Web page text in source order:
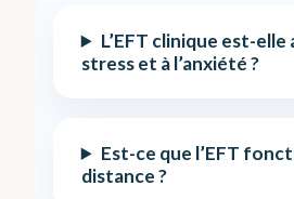
L’EFT clinique est-elle
stress et à l’anxiété ?
Est-ce que l’EFT
distance ?